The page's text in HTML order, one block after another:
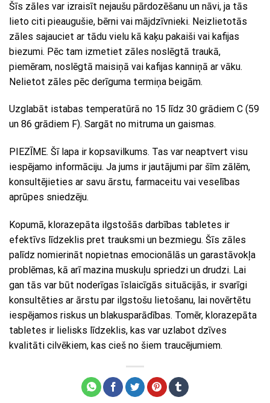
Šīs zāles var izraisīt nejaušu pārdozēšanu un nāvi, ja tās
lieto citi pieaugušie, bērni vai mājdzīvnieki. Neizlietotās
zāles sajauciet ar tādu vielu kā kaķu pakaiši vai kafijas
biezumi. Pēc tam izmetiet zāles noslēgtā traukā,
piemēram, noslēgtā maisiņā vai kafijas kanniņā ar vāku.
Nelietot zāles pēc derīguma termiņa beigām.
Uzglabāt istabas temperatūrā no 15 līdz 30 grādiem C (59
un 86 grādiem F). Sargāt no mitruma un gaismas.
PIEZĪME. Šī lapa ir kopsavilkums. Tas var neaptvert visu
iespējamo informāciju. Ja jums ir jautājumi par šīm zālēm,
konsultējieties ar savu ārstu, farmaceitu vai veselības
aprūpes sniedzēju.
Kopumā, klorazepāta ilgstošās darbības tabletes ir
efektīvs līdzeklis pret trauksmi un bezmiegu. Šīs zāles
palīdz nomierināt nopietnas emocionālās un garastāvokļa
problēmas, kā arī mazina muskuļu spriedzi un drudzi. Lai
gan tās var būt noderīgas īslaicīgās situācijās, ir svarīgi
konsultēties ar ārstu par ilgstošu lietošanu, lai novērtētu
iespējamos riskus un blakusparādības. Tomēr, klorazepāta
tabletes ir lielisks līdzeklis, kas var uzlabot dzīves
kvalitāti cilvēkiem, kas cieš no šiem traucējumiem.